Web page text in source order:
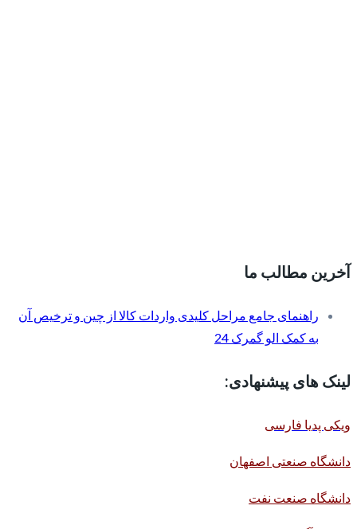
آخرین مطالب ما
راهنمای جامع مراحل کلیدی واردات کالا از چین و ترخیص آن
به کمک الو گمرک 24
لینک های پیشنهادی:
ویکی پدیا فارسی
دانشگاه صنعتی اصفهان
دانشگاه صنعت نفت